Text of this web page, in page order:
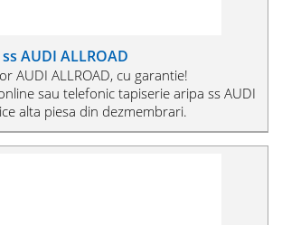
AUDI ALLROAD
AUDI ALLROAD, cu garantie!
sau telefonic tapiserie aripa ss AUDI
alta piesa din dezmembrari.